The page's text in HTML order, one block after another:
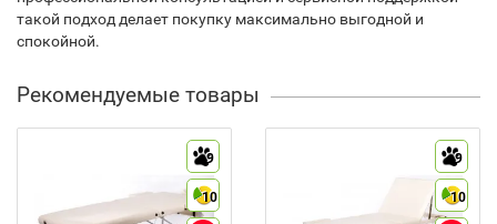
такой подход делает покупку максимально выгодной и
спокойной.
Рекомендуемые товары
9
10
9
10